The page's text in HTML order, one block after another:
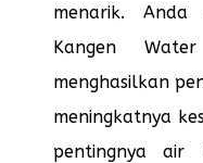
menarik.
Kangen
menghasilkan
meningkatnya
pentingnya air